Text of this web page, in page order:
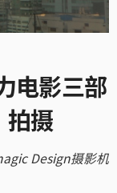
电影三部
拍摄
Design摄影机